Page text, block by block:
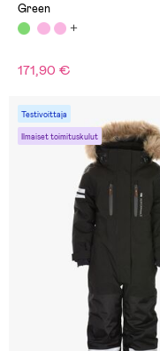
Green
171,90 €
Testivoittaja
Ilmaiset toimituskulut